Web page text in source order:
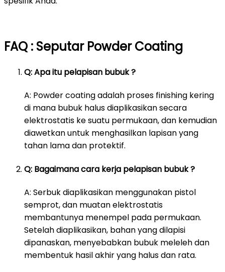
FAQ : Seputar Powder Coating
Q: Apa itu pelapisan bubuk ?
A: Powder coating adalah proses finishing kering
di mana bubuk halus diaplikasikan secara
elektrostatis ke suatu permukaan, dan kemudian
diawetkan untuk menghasilkan lapisan yang
tahan lama dan protektif.
Q: Bagaimana cara kerja pelapisan bubuk ?
A: Serbuk diaplikasikan menggunakan pistol
semprot, dan muatan elektrostatis
membantunya menempel pada permukaan.
Setelah diaplikasikan, bahan yang dilapisi
dipanaskan, menyebabkan bubuk meleleh dan
membentuk hasil akhir yang halus dan rata.